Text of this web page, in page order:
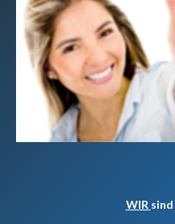
WIR